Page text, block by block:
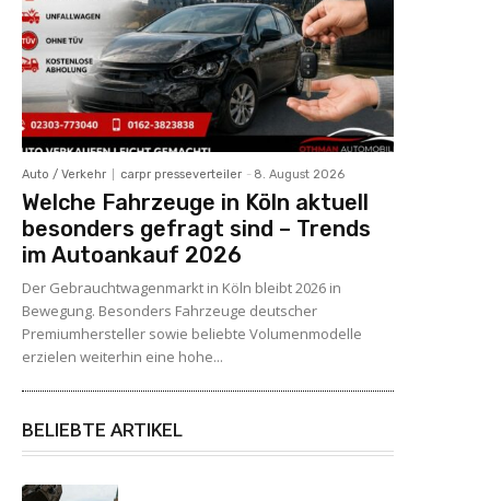
Auto / Verkehr carpr presseverteiler - 8. August 2026
Welche Fahrzeuge in Köln aktuell
besonders gefragt sind – Trends
im Autoankauf 2026
Der Gebrauchtwagenmarkt in Köln bleibt 2026 in
Bewegung. Besonders Fahrzeuge deutscher
Premiumhersteller sowie beliebte Volumenmodelle
erzielen weiterhin eine hohe...
BELIEBTE ARTIKEL